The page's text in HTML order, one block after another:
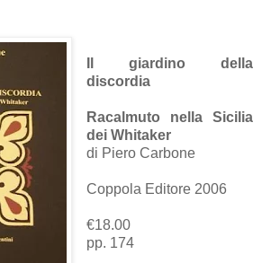
Il giardino della
discordia
Racalmuto nella Sicilia
dei Whitaker
di Piero Carbone
Coppola Editore 2006
€18.00
pp. 174